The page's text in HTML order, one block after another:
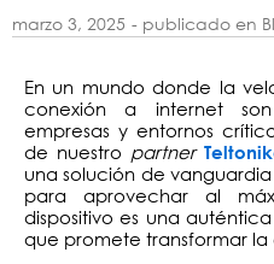
marzo 3, 2025 - publicado en
En un mundo donde la
conexión a internet
empresas y entornos
de nuestro partner
una solución de
para aprovechar al
dispositivo es una
que promete transformar